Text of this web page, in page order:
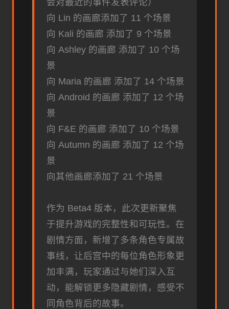
向 Lin 的画廊添加了 11 个场景
向 Kali 的画廊 添加了 9 个场景
向 Ashley 的画廊 添加了 10 个场
景
向 Maria 的画廊 添加了 14 个场景
向 Android 的画廊 添加了 12 个场
景
向 F&E 的画廊 添加了 10 个场景
向 Autumn 的画廊 添加了 12 个场
景
向其他画廊添加了 21 个场景
作为 Beta4 版本，此次更新聚焦
于提升游戏的完整性和可玩性。在
剧情方面，新增了多条角色专属故
事线，让后宫中的每位角色形象更
加丰满，玩家通过与她们深入互
动，能解锁更多隐藏剧情，感受不
同角色背后的故事。